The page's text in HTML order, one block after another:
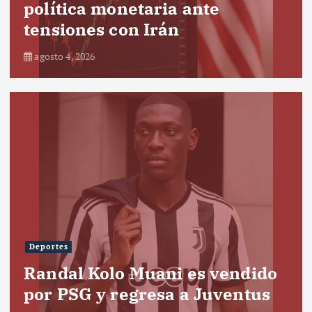
política monetaria ante
tensiones con Irán
agosto 4, 2026
Deportes
Randal Kolo Muani es vendido
por PSG y regresa a Juventus